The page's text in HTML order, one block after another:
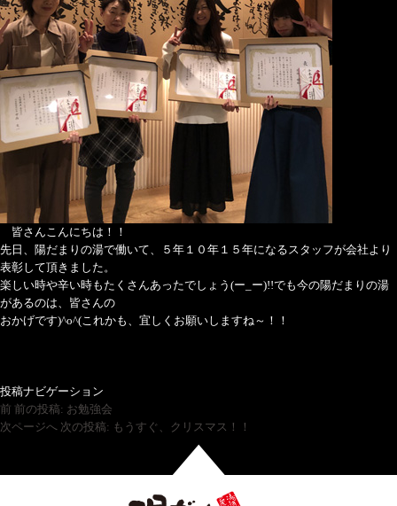
皆さんこんにちは！！
先日、陽だまりの湯で働いて、５年１０年１５年になるスタッフが会社より
表彰して頂きました。
楽しい時や辛い時もたくさんあったでしょう(ー_ー)!!でも今の陽だまりの湯
があるのは、皆さんの
おかげです)^o^(これかも、宜しくお願いしますね～！！
投稿ナビゲーション
前 前の投稿: お勉強会
次ページへ 次の投稿: もうすぐ、クリスマス！！